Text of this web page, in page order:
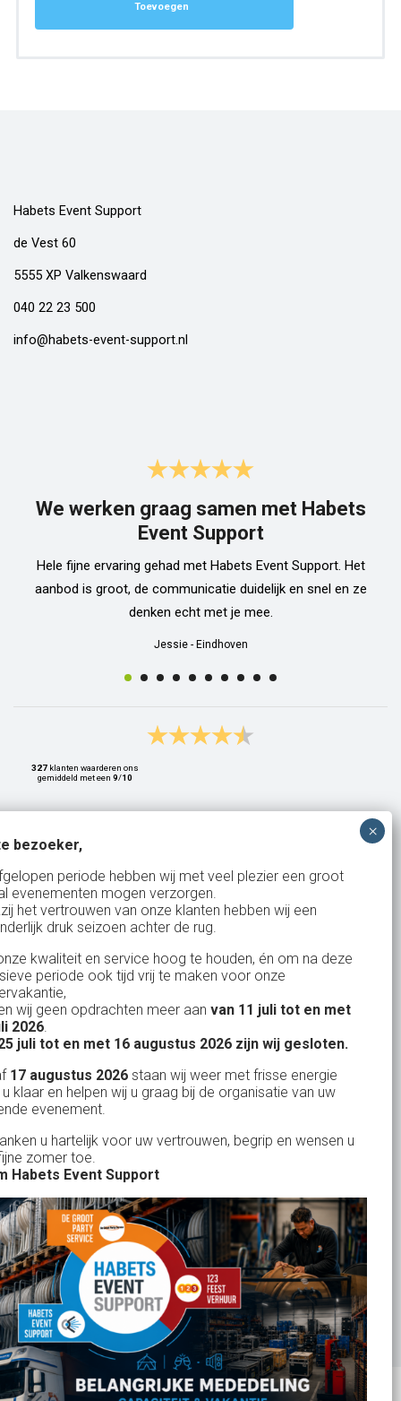
Toevoegen
Habets Event Support
de Vest 60
5555 XP Valkenswaard
040 22 23 500
info@habets-event-support.nl
We werken graag samen met Habets
Event Support
Hele fijne ervaring gehad met Habets Event Support. Het
aanbod is groot, de communicatie duidelijk en snel en ze
denken echt met je mee.
Jessie - Eindhoven
327 klanten waarderen ons
gemiddeld met een 9/10
Bank: NL15ABNA0561810710
KvK: 17167131
BTW: NL.1678.53.296.B01
Uw partner in:
Evenementen verhuur
Feestverhuur
Licht- en Geluidverhuur
Horeca verhuur
Partyverhuur
Je vindt ons op
bezoeker,
periode hebben wij met veel plezier een groot
evenementen mogen verzorgen.
het vertrouwen van onze klanten hebben wij een
druk seizoen achter de rug.
kwaliteit en service hoog te houden, én om na deze
periode ook tijd vrij te maken voor onze
wij geen opdrachten meer aan van 11 juli tot en met
2026.
juli tot en met 16 augustus 2026 zijn wij gesloten.
17 augustus 2026 staan wij weer met frisse energie
klaar en helpen wij u graag bij de organisatie van uw
evenement.
u hartelijk voor uw vertrouwen, begrip en wensen u
zomer toe.
Habets Event Support